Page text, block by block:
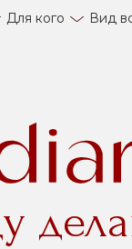
Для кого Вид